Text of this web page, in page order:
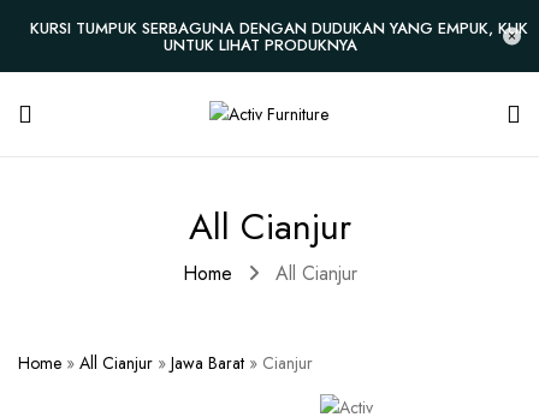
KURSI TUMPUK SERBAGUNA DENGAN DUDUKAN YANG EMPUK, KLIK
UNTUK LIHAT PRODUKNYA
All Cianjur
Home All Cianjur
Home » All Cianjur » Jawa Barat » Cianjur